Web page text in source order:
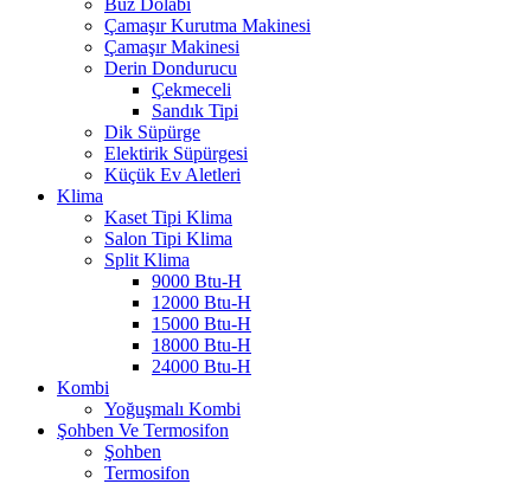
Buz Dolabı
Çamaşır Kurutma Makinesi
Çamaşır Makinesi
Derin Dondurucu
Çekmeceli
Sandık Tipi
Dik Süpürge
Elektirik Süpürgesi
Küçük Ev Aletleri
Klima
Kaset Tipi Klima
Salon Tipi Klima
Split Klima
9000 Btu-H
12000 Btu-H
15000 Btu-H
18000 Btu-H
24000 Btu-H
Kombi
Yoğuşmalı Kombi
Şohben Ve Termosifon
Şohben
Termosifon